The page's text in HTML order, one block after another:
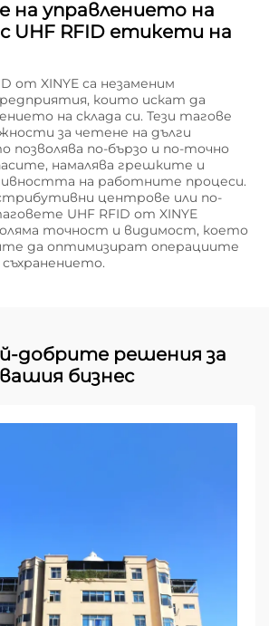
на управлението на
UHF RFID етикети на
от XINYE са незаменим
които искат да
на склада си. Тези тагове
за четене на дълги
позволява по-бързо и по-точно
намалява грешките и
на работните процеси.
центрове или по-
UHF RFID от XINYE
точност и видимост, което
да оптимизират операциите
добрите решения за
вашия бизнес